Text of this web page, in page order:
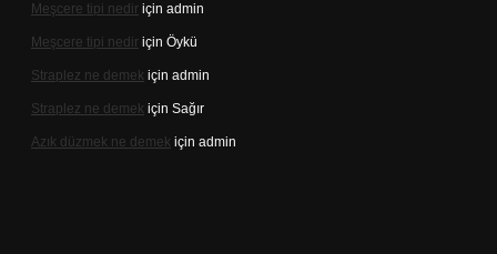
Meşcere tipi nedir için admin
Meşcere tipi nedir için Öykü
Straplez ne demek için admin
Straplez ne demek için Sağır
Azık düzmek ne demek için admin